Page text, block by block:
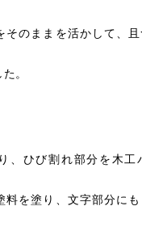
そのままを活かして、
。
、ひび割れ部分を木工
料を塗り、文字部分に